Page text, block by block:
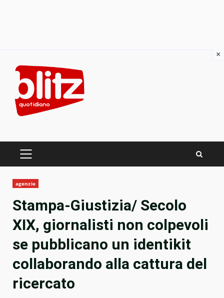
content
PRIMARY
agenzie
Stampa-Giustizia/ Secolo
XIX, giornalisti non colpevoli
se pubblicano un identikit
collaborando alla cattura del
ricercato
×